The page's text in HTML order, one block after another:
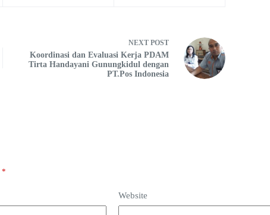
NEXT POST
Koordinasi dan Evaluasi Kerja PDAM
Tirta Handayani Gunungkidul dengan
PT.Pos Indonesia
*
Website